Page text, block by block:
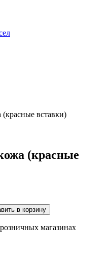
вставки)
(красные
в корзину
магазинах